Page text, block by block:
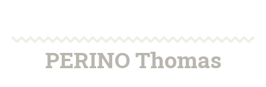
PERINO Thomas